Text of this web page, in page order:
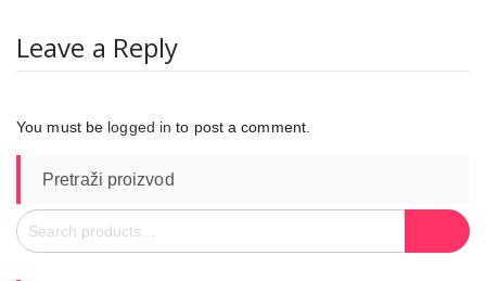
Leave a Reply
You must be logged in to post a comment.
Pretraži proizvod
Search
for: